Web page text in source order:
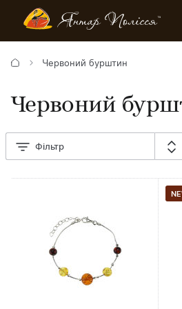
Червоний бурштин
Червоний
Фільтр